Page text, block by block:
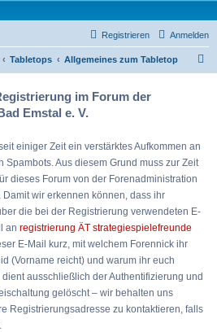
Bad Emstal e.V. - Tabletop und mehr
Anmelden
Registrieren
Tabletops Allgemeines zum Tabletop
im Forum der
Emstal e. V.
einiger Zeit ein verstärktes Aufkommen an
Spambots. Aus diesem Grund muss zur Zeit
dieses Forum von der Forenadministration
wir erkennen können, dass ihr
die bei der Registrierung verwendeten E-
an registrierung ÄT strategiespielefreunde
E-Mail kurz, mit welchem Forennick ihr
(Vorname reicht) und warum ihr euch
ausschließlich der Authentifizierung und
gelöscht – wir behalten uns
Registrierungsadresse zu kontaktieren, falls